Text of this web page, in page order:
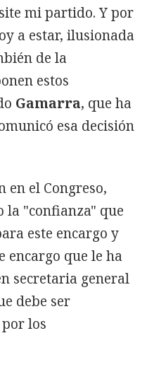
mi partido. Y por
a estar, ilusionada
de la
estos
Gamarra, que ha
esa decisión
en el Congreso,
la "confianza" que
este encargo y
encargo que le ha
secretaria general
debe ser
los